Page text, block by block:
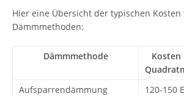
Hier eine Übersicht der typischen
Dämmmethoden:
Dämmmethode
Kosten
Aufsparrendämmung 120-150